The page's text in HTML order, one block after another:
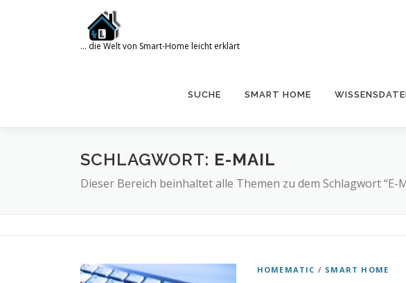
… die Welt von Smart-Home leicht erklärt
SUCHE SMART HOME
SCHLAGWORT: E-MAIL
Dieser Bereich beinhaltet alle Themen zu dem Schlagwort “E-
HOMEMATIC / SMART HOME